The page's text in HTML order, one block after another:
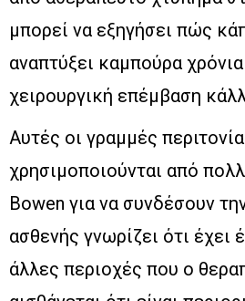
μπορεί να εξηγήσει πώς
αναπτύξει καμπούρα
χειρουργική επέμβαση
Αυτές οι γραμμές
χρησιμοποιούνται από
Bowen για να συνδέσουν
ασθενής γνωρίζει ότι έχει
άλλες περιοχές που ο